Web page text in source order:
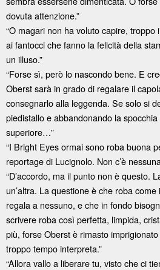
dovuta attenzione.”
“O magari non ha voluto capire,
ai fantocci che fanno la felicità della
un illuso.”
“Forse sì, però lo nascondo bene. E
Oberst sarà in grado di regalare il
consegnarlo alla leggenda. Se solo si
piedistallo e abbandonando la
superiore…”
“I Bright Eyes ormai sono roba buona
reportage di Lucignolo. Non c’è
“D’accordo, ma il punto non è questo.
un’altra. La questione è che roba
regala a nessuno, e che in fondo
scrivere roba così perfetta, limpida,
più, forse Oberst è rimasto
troppo tempo interpreta.”
“Allora vallo a liberare tu, visto che ci